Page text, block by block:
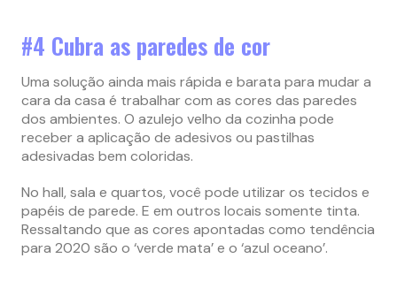
#4 Cubra as paredes de cor
Uma solução ainda mais rápida e barata para mudar a
cara da casa é trabalhar com as cores das paredes
dos ambientes. O azulejo velho da cozinha pode
receber a aplicação de adesivos ou pastilhas
adesivadas bem coloridas.
No hall, sala e quartos, você pode utilizar os tecidos e
papéis de parede. E em outros locais somente tinta.
Ressaltando que as cores apontadas como tendência
para 2020 são o ‘verde mata’ e o ‘azul oceano’.